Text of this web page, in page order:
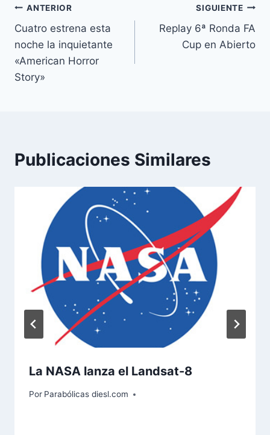
Navegación
de
entradas
ANTERIOR
Cuatro estrena esta
noche la inquietante
«American Horror
Story»
SIGUIENTE
Replay 6ª Ronda FA
Cup en Abierto
Publicaciones Similares
La NASA lanza el Landsat-8
Por Parabólicas diesl.com